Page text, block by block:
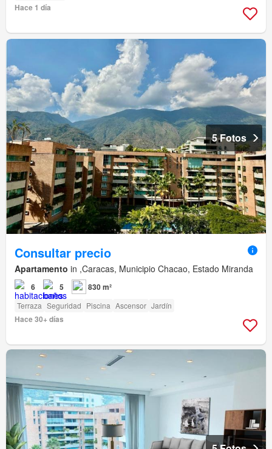
Hace 1 día
5 Fotos
Consultar precio
Apartamento in ,Caracas, Municipio Chacao, Estado Miranda
6 5 830 m²
Terraza Seguridad Piscina Ascensor Jardín
Hace 30+ días